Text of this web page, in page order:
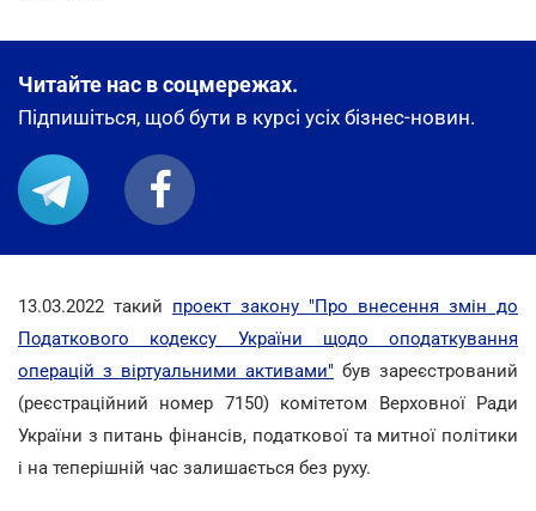
Читайте нас в соцмережах.
Підпишіться, щоб бути в курсі усіх бізнес-новин.
13.03.2022 такий проект закону "Про внесення змін до
Податкового кодексу України щодо оподаткування
операцій з віртуальними активами" був зареєстрований
(реєстраційний номер 7150) комітетом Верховної Ради
України з питань фінансів, податкової та митної політики
і на теперішній час залишається без руху.